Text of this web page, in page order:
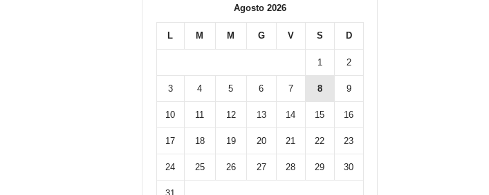
Agosto 2026
L M M G V S D
1 2
3 4 5 6 7 8 9
10 11 12 13 14 15 16
17 18 19 20 21 22 23
24 25 26 27 28 29 30